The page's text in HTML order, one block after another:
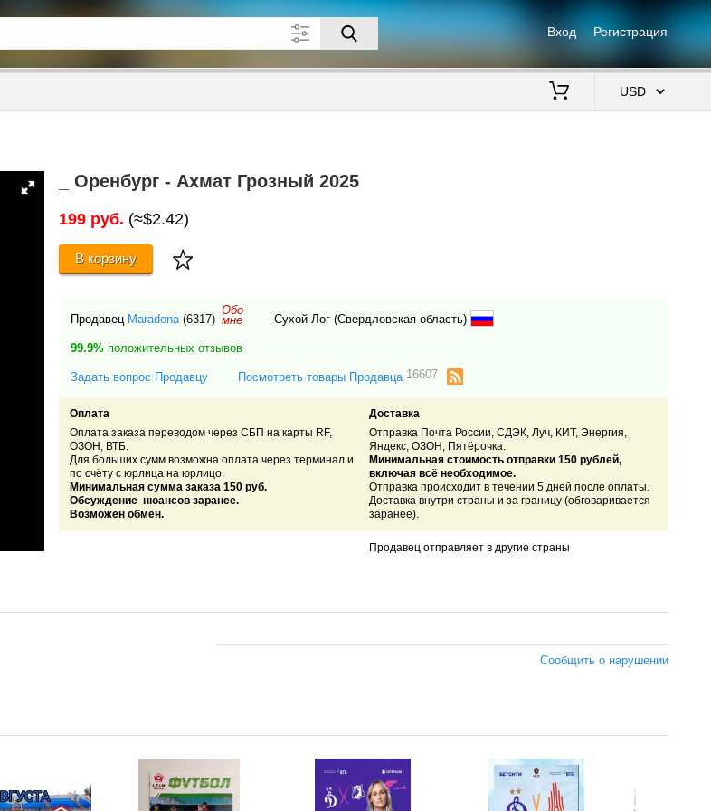
Вход Регистрация
_ Оренбург - Ахмат Грозный 2025
199 руб. (≈$2.42)
В корзину
Продавец Maradona (6317)
Обо
мне Сухой Лог (Свердловская область)
99.9% положительных отзывов
Задать вопрос Продавцу Посмотреть товары Продавца 16607
Оплата
Оплата заказа переводом через СБП на карты RF,
ОЗОН, ВТБ.
Для больших сумм возможна оплата через терминал и
по счёту с юрлица на юрлицо.
Минимальная сумма заказа 150 руб.
Обсуждение нюансов заранее.
Возможен обмен.
Доставка
Отправка Почта России, СДЭК, Луч, КИТ, Энергия,
Яндекс, ОЗОН, Пятёрочка.
Минимальная стоимость отправки 150 рублей,
включая всё необходимое.
Отправка происходит в течении 5 дней после оплаты.
Доставка внутри страны и за границу (обговаривается
заранее).
Продавец отправляет в другие страны
Сообщить о нарушении